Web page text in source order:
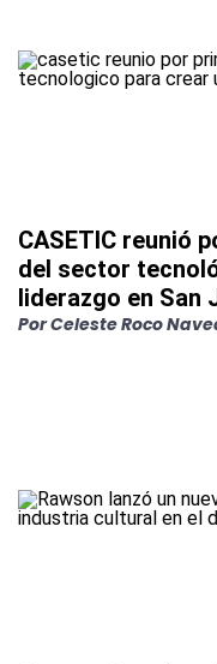
CASETIC reunió
del sector
liderazgo en San
PorCeleste Roco